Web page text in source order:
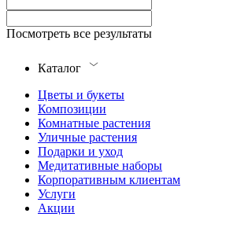
Посмотреть все результаты
Каталог
Цветы и букеты
Композиции
Комнатные растения
Уличные растения
Подарки и уход
Медитативные наборы
Корпоративным клиентам
Услуги
Акции